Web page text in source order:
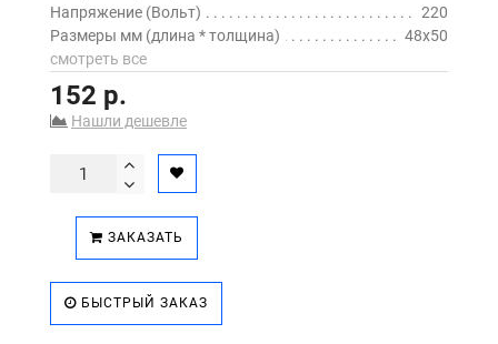
Напряжение (Вольт)
220
Размеры мм (длина * толщина)
48х50
смотреть все
152 р.
Нашли дешевле
ЗАКАЗАТЬ
БЫСТРЫЙ ЗАКАЗ